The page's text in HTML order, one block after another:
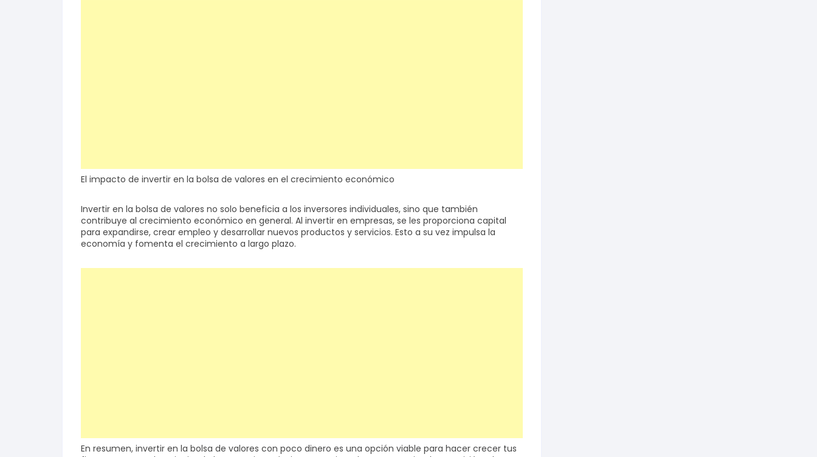
El impacto de invertir en la bolsa de valores en el crecimiento económico
Invertir en la bolsa de valores no solo beneficia a los inversores individuales, sino que también
contribuye al crecimiento económico en general. Al invertir en empresas, se les proporciona capital
para expandirse, crear empleo y desarrollar nuevos productos y servicios. Esto a su vez impulsa la
economía y fomenta el crecimiento a largo plazo.
En resumen, invertir en la bolsa de valores con poco dinero es una opción viable para hacer crecer tus